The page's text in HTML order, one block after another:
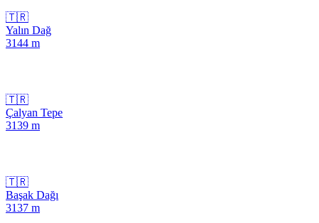
🇹🇷
Yalın Dağ
3144 m
🇹🇷
Çalyan Tepe
3139 m
🇹🇷
Başak Dağı
3137 m